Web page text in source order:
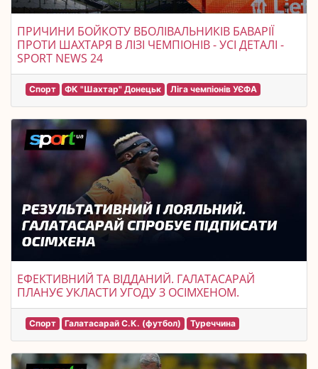
ПРИЧИНИ БОЙКОТУ ВБОЛІВАЛЬНИКІВ БАВАРІЇ
ПРОТИ ШАХТАРЯ В ЛІЗІ ЧЕМПІОНІВ - УСІ ДЕТАЛІ -
SPORT NEWS 24
Спорт ФК "Шахтар" Донецьк Ліга чемпіонів УЄФА
ЕФЕКТИВНИЙ ТА ВІДДАНИЙ. ГАЛАТАСАРАЙ
ПЛАНУЄ УКЛАСТИ УГОДУ З ОСІМХЕНОМ.
Спорт Галатасарай С.К. (футбол) Туреччина